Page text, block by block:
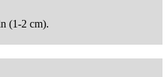
(1-2 cm).